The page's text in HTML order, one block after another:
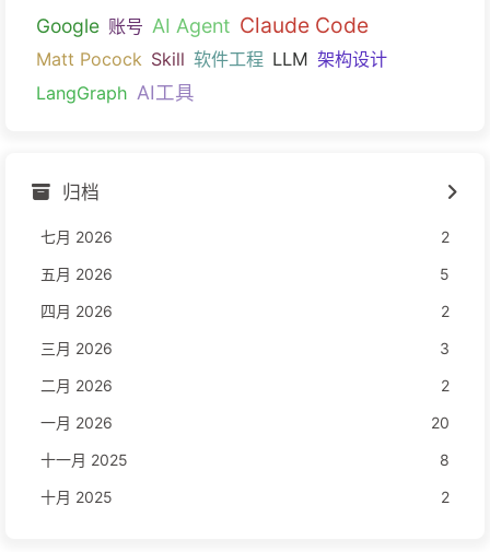
Google 账号 AI Agent Claude Code
Matt Pocock Skill 软件工程 LLM 架构设计
LangGraph AI工具
归档
七月 2026
2
五月 2026
5
四月 2026
2
三月 2026
3
二月 2026
2
一月 2026
20
十一月 2025
8
十月 2025
2